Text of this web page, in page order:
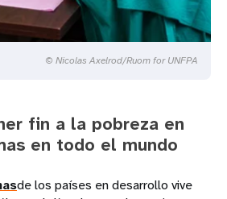
© Nicolas Axelrod/Ruom for UNFPA
fin a la pobreza en
en todo el mundo
de los países en desarrollo vive